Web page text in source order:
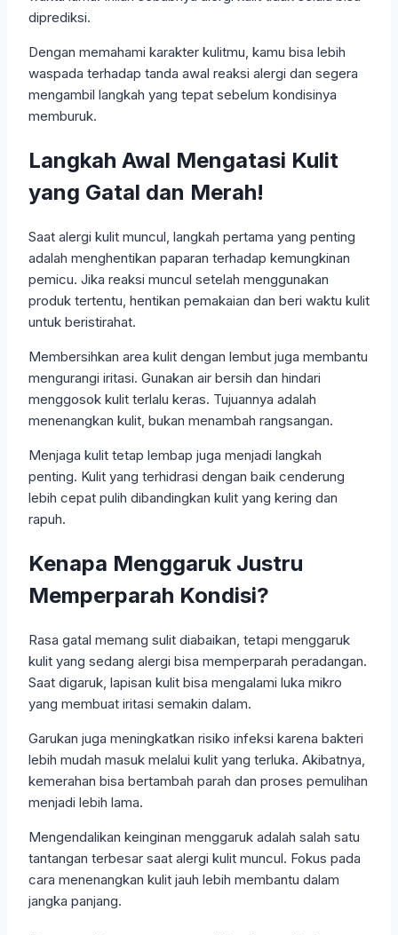
diprediksi.
Dengan memahami karakter kulitmu, kamu bisa lebih
waspada terhadap tanda awal reaksi alergi dan segera
mengambil langkah yang tepat sebelum kondisinya
memburuk.
Langkah Awal Mengatasi Kulit
yang Gatal dan Merah!
Saat alergi kulit muncul, langkah pertama yang penting
adalah menghentikan paparan terhadap kemungkinan
pemicu. Jika reaksi muncul setelah menggunakan
produk tertentu, hentikan pemakaian dan beri waktu kulit
untuk beristirahat.
Membersihkan area kulit dengan lembut juga membantu
mengurangi iritasi. Gunakan air bersih dan hindari
menggosok kulit terlalu keras. Tujuannya adalah
menenangkan kulit, bukan menambah rangsangan.
Menjaga kulit tetap lembap juga menjadi langkah
penting. Kulit yang terhidrasi dengan baik cenderung
lebih cepat pulih dibandingkan kulit yang kering dan
rapuh.
Kenapa Menggaruk Justru
Memperparah Kondisi?
Rasa gatal memang sulit diabaikan, tetapi menggaruk
kulit yang sedang alergi bisa memperparah peradangan.
Saat digaruk, lapisan kulit bisa mengalami luka mikro
yang membuat iritasi semakin dalam.
Garukan juga meningkatkan risiko infeksi karena bakteri
lebih mudah masuk melalui kulit yang terluka. Akibatnya,
kemerahan bisa bertambah parah dan proses pemulihan
menjadi lebih lama.
Mengendalikan keinginan menggaruk adalah salah satu
tantangan terbesar saat alergi kulit muncul. Fokus pada
cara menenangkan kulit jauh lebih membantu dalam
jangka panjang.